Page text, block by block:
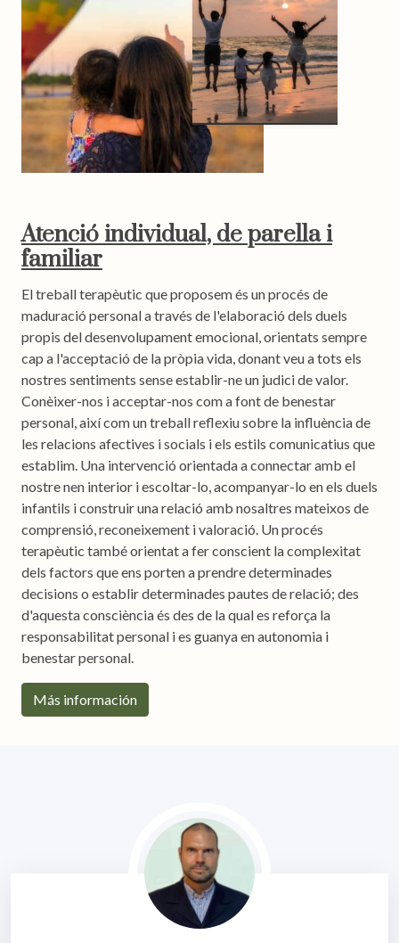
Atenció individual, de parella i
familiar
El treball terapèutic que proposem és un procés de
maduració personal a través de l'elaboració dels duels
propis del desenvolupament emocional, orientats sempre
cap a l'acceptació de la pròpia vida, donant veu a tots els
nostres sentiments sense establir-ne un judici de valor.
Conèixer-nos i acceptar-nos com a font de benestar
personal, així com un treball reflexiu sobre la influència de
les relacions afectives i socials i els estils comunicatius que
establim. Una intervenció orientada a connectar amb el
nostre nen interior i escoltar-lo, acompanyar-lo en els duels
infantils i construir una relació amb nosaltres mateixos de
comprensió, reconeixement i valoració. Un procés
terapèutic també orientat a fer conscient la complexitat
dels factors que ens porten a prendre determinades
decisions o establir determinades pautes de relació; des
d'aquesta consciència és des de la qual es reforça la
responsabilitat personal i es guanya en autonomia i
benestar personal.
Más información